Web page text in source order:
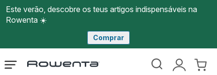
Este verão, descobre os teus artigos indispensáveis na
Rowenta ☀️
Comprar
Página
O
Abrir